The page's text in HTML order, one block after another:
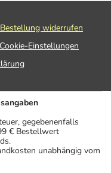
Bestellung widerrufen
Cookie-Einstellungen
gegebenenfalls
€ Bestellwert
unabhängig vom